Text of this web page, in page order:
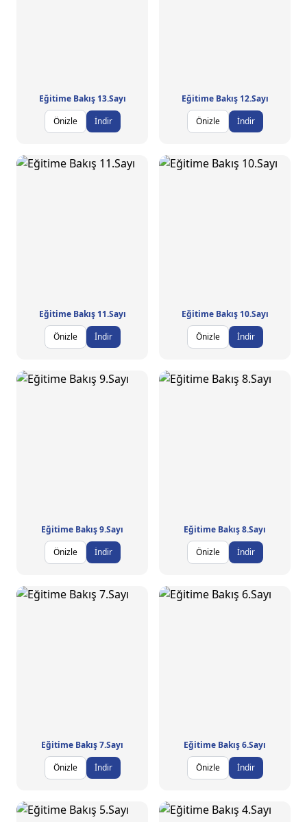
Eğitime Bakış 13.Sayı
Önizle
İndir
Eğitime Bakış 12.Sayı
Önizle
İndir
Eğitime Bakış 11.Sayı
Önizle
İndir
Eğitime Bakış 10.Sayı
Önizle
İndir
Eğitime Bakış 9.Sayı
Önizle
İndir
Eğitime Bakış 8.Sayı
Önizle
İndir
Eğitime Bakış 7.Sayı
Önizle
İndir
Eğitime Bakış 6.Sayı
Önizle
İndir